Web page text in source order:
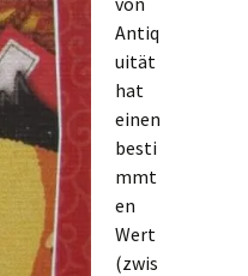
Antiq
uität
hat
einen
besti
mmt
en
Wert
(zwis